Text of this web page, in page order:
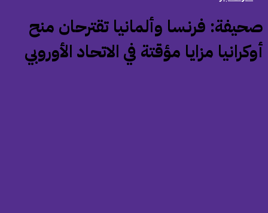
فرنسا وألمانيا تقترحان منح
مزايا مؤقتة في الاتحاد الأوروبي